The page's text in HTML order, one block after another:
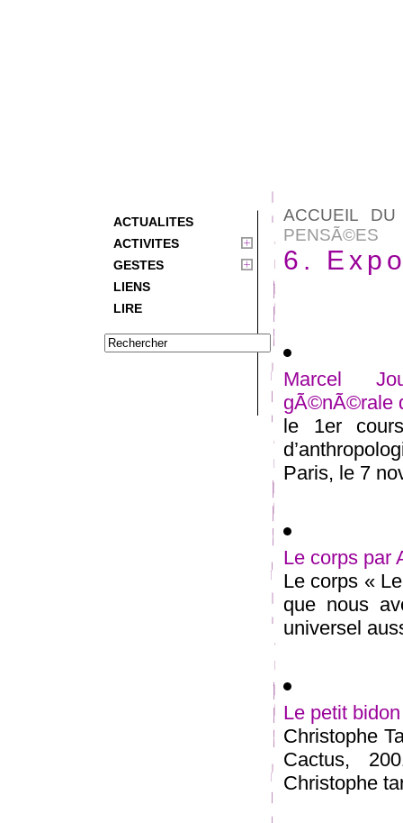
ACTUALITES
ACTIVITES
GESTES
LIENS
LIRE
ACCUEIL
PENSÃ©ES
6.
Marcel
gÃ©nÃ©rale
le 1er
Paris, le 7
Le corps par
Le corps «
que nous
universel
Le petit
Christophe
Cactus,
Christophe